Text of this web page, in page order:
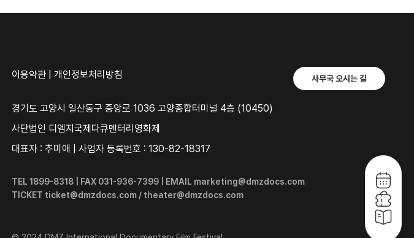
이용약관 개인정보처리방침
경기도 고양시 일산동구 중앙로 1036 고양종합터미널 4층 (10450)
사단법인 디엠지국제다큐멘터리영화제
대표자 : 추미애 | 사업자 등록번호 : 130-82-18317
사무국 오시는 길
TEL 1899-8318 | FAX 031-936-7399 | EMAIL marketing@dmzdocs.com
TICKET ticket@dmzdocs.com / theater@dmzdocs.com